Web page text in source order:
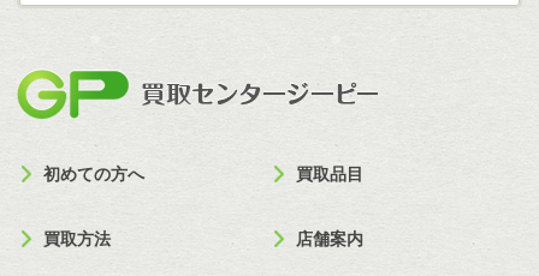
初めての方へ 買取品目
買取方法 店舗案内